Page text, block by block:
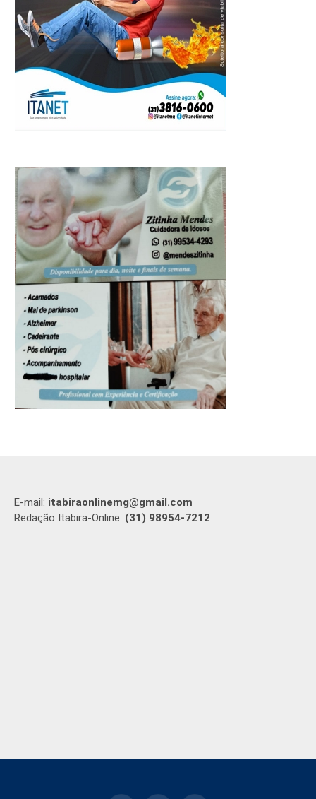
E-mail: itabiraonlinemg@gmail.com
Redação Itabira-Online: (31) 98954-7212